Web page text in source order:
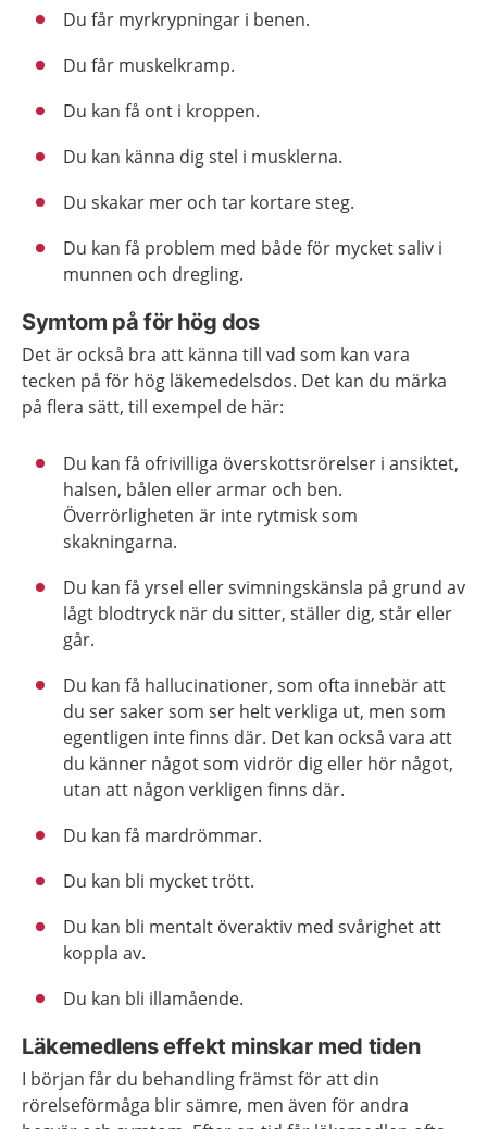
Du får myrkrypningar i benen.
Du får muskelkramp.
Du kan få ont i kroppen.
Du kan känna dig stel i musklerna.
Du skakar mer och tar kortare steg.
Du kan få problem med både för mycket saliv i
munnen och dregling.
Symtom på för hög dos
Det är också bra att känna till vad som kan vara
tecken på för hög läkemedelsdos. Det kan du märka
på flera sätt, till exempel de här:
Du kan få ofrivilliga överskottsrörelser i ansiktet,
halsen, bålen eller armar och ben.
Överrörligheten är inte rytmisk som
skakningarna.
Du kan få yrsel eller svimningskänsla på grund av
lågt blodtryck när du sitter, ställer dig, står eller
går.
Du kan få hallucinationer, som ofta innebär att
du ser saker som ser helt verkliga ut, men som
egentligen inte finns där. Det kan också vara att
du känner något som vidrör dig eller hör något,
utan att någon verkligen finns där.
Du kan få mardrömmar.
Du kan bli mycket trött.
Du kan bli mentalt överaktiv med svårighet att
koppla av.
Du kan bli illamående.
Läkemedlens effekt minskar med tiden
I början får du behandling främst för att din
rörelseförmåga blir sämre, men även för andra